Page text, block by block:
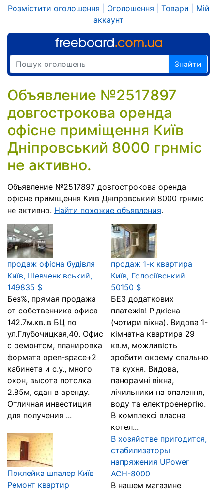
Розмістити оголошення Оголошення Товари
Мій
аккаунт
Знайти
Объявление №2517897
довгострокова оренда
офісне приміщення Київ
Дніпровський 8000 грнміс
не активно.
Объявление №2517897 довгострокова оренда
офісне приміщення Київ Дніпровський 8000 грнміс
не активно. Найти похожие объявления.
продаж офісна будівля
Київ, Шевченківський,
149835 $
Без%, прямая продажа
от собственника офиса
142.7м.кв.,в БЦ по
ул.Глубочицкая,40. Офис
с ремонтом, планировка
формата open-space+2
кабинета и с.у., много
окон, высота потолка
2.85м, сдан в аренду.
Отличная инвестиция
для получения ...
продаж 1-к квартира
Київ, Голосіївський,
50150 $
БЕЗ додаткових
платежів! Рідкісна
(чотири вікна). Видова 1-
кімнатна квартира 29
кв.м, можливість
зробити окрему спальню
та кухня. Видова,
панорамні вікна,
лічильники на опалення,
воду та електроенергію.
В комплексі власна
котел...
Поклейка шпалер Київ
Ремонт квартир
В хозяйстве пригодится,
стабилизаторы
напряжения UPower
АСН-8000
В нашем магазине